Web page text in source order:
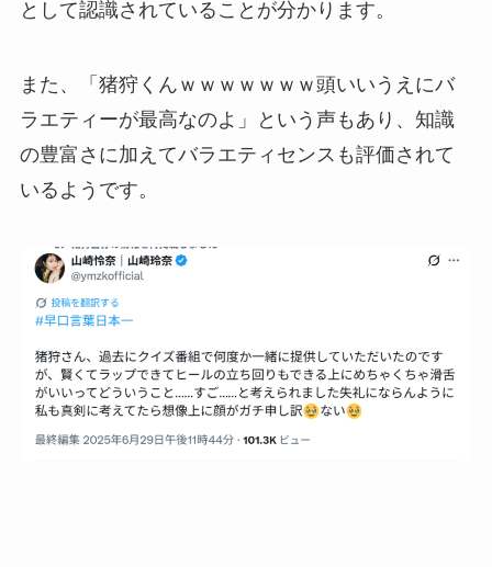
として認識されていることが分かります。
また、「猪狩くんｗｗｗｗｗｗｗ頭いいうえにバ
ラエティーが最高なのよ」という声もあり、知識
の豊富さに加えてバラエティセンスも評価されて
いるようです。